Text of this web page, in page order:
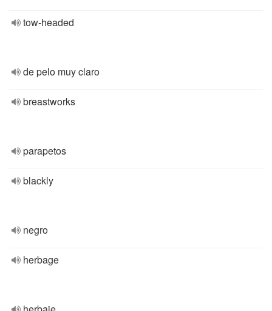
tow-headed
de pelo muy claro
breastworks
parapetos
blackly
negro
herbage